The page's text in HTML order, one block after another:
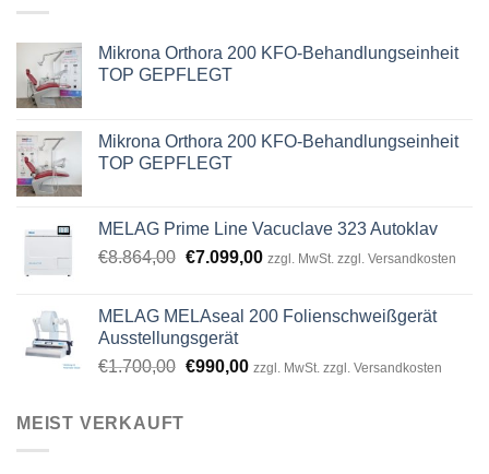
Mikrona Orthora 200 KFO-Behandlungseinheit
TOP GEPFLEGT
Mikrona Orthora 200 KFO-Behandlungseinheit
TOP GEPFLEGT
MELAG Prime Line Vacuclave 323 Autoklav
€8.864,00 Original
€8.864,00.
€7.099,00Current
€7.099,00.
zzgl. MwSt. zzgl. Versandkosten
MELAG MELAseal 200 Folienschweißgerät
Ausstellungsgerät
€1.700,00 Original
€990,00Current
zzgl. MwSt. zzgl. Versandkosten
MEIST VERKAUFT